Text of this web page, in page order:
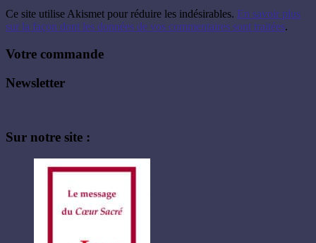
Ce site utilise Akismet pour réduire les indésirables. En savoir plus
sur la façon dont les données de vos commentaires sont traitées.
Votre commande
Newsletter
Sur notre site :